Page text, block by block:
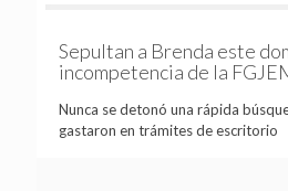
Sepultan a Brenda este
incompetencia de la
Nunca se detonó una rápida
gastaron en trámites de escritorio